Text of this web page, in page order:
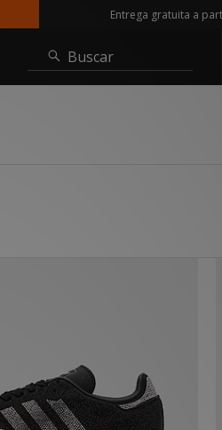
Entrega gratuita a partir de 90€
Buscar